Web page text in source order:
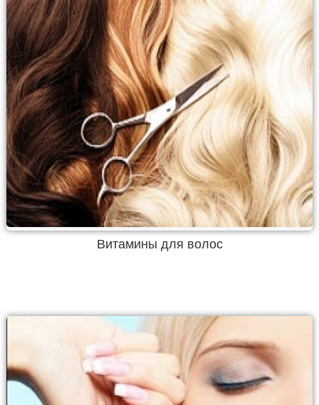
Витамины для волос